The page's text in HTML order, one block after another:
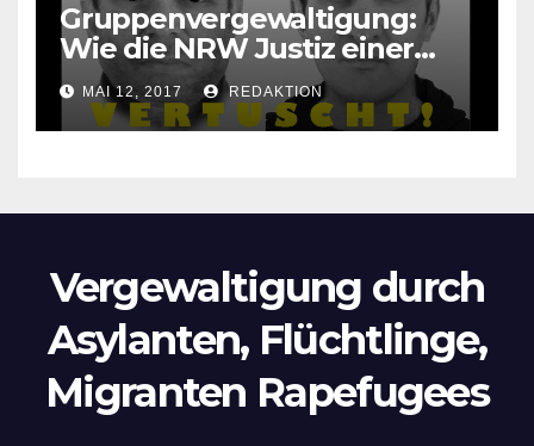
Gruppenvergewaltigung:
Wie die NRW Justiz einer
Lokalzeitung verbietet diese
Bilder zu veröffentlichen
MAI 12, 2017 REDAKTION
Vergewaltigung durch
Asylanten, Flüchtlinge,
Migranten Rapefugees